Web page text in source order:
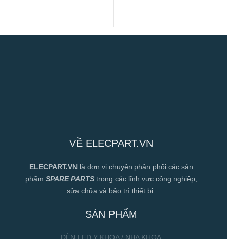
120x120x25mm
VỀ ELECPART.VN
ELECPART.VN là đơn vị chuyên phân phối các sản
phẩm SPARE PARTStrong các lĩnh vực công nghiệp,
sửa chữa và bảo trì thiết bị.
SẢN PHẨM
ĐÈN LED Y KHOA / NHA KHOA